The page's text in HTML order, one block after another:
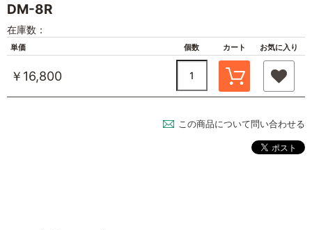
DM-8R
在庫数：
単価 個数 カート お気に入り
￥16,800
この商品について問い合わせる